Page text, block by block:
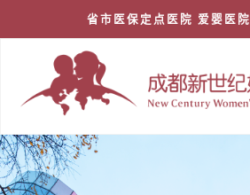
省市医保定点医院 爱婴医院